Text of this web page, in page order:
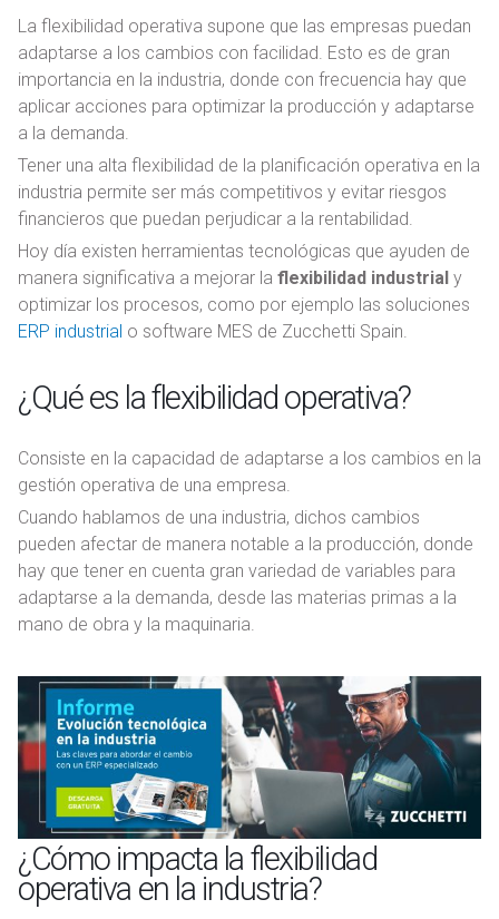
La flexibilidad operativa supone que las empresas puedan
adaptarse a los cambios con facilidad. Esto es de gran
importancia en la industria, donde con frecuencia hay que
aplicar acciones para optimizar la producción y adaptarse
a la demanda.
Tener una alta flexibilidad de la planificación operativa en la
industria permite ser más competitivos y evitar riesgos
financieros que puedan perjudicar a la rentabilidad.
Hoy día existen herramientas tecnológicas que ayuden de
manera significativa a mejorar la flexibilidad industrial y
optimizar los procesos, como por ejemplo las soluciones
ERP industrial o software MES de Zucchetti Spain.
¿Qué es la flexibilidad operativa?
Consiste en la capacidad de adaptarse a los cambios en la
gestión operativa de una empresa.
Cuando hablamos de una industria, dichos cambios
pueden afectar de manera notable a la producción, donde
hay que tener en cuenta gran variedad de variables para
adaptarse a la demanda, desde las materias primas a la
mano de obra y la maquinaria.
¿Cómo impacta la flexibilidad
operativa en la industria?